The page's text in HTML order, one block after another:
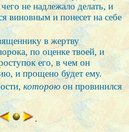
не надлежало делать, и
виновным и понесет на себе
в жертву
по оценке твоей, и
его, в чем он
и прощено будет ему.
котороюон провинился
.